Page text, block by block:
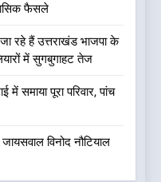
का 2027 के
पर फोकस पूरा, लेकिन
अधूरा, कार्यकारिणी
बोले गोदियाल
का बड़ा एक्शन
फैसले
रहे हैं उत्तराखंड भाजपा के
में सुगबुगाहट तेज
समाया पूरा परिवार, पांच
विनोद नौटियाल